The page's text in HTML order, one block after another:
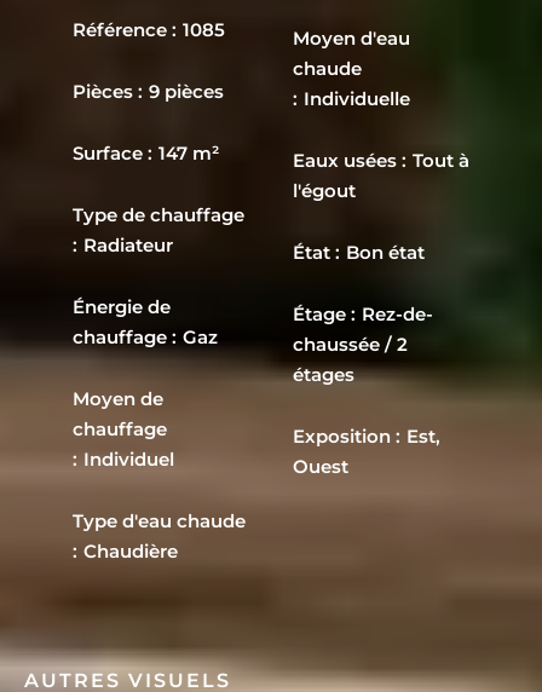
Référence 1085
Pièces 9 pièces
Surface 147 m²
Type de chauffage
Radiateur
Énergie de
chauffage
Gaz
Moyen de
chauffage
Individuel
Type d'eau chaude
Chaudière
Moyen d'eau
chaude
Individuelle
Eaux usées
Tout à
l'égout
État Bon état
Étage
Rez-de-
chaussée / 2
étages
Exposition
Est,
Ouest
AUTRES VISUELS